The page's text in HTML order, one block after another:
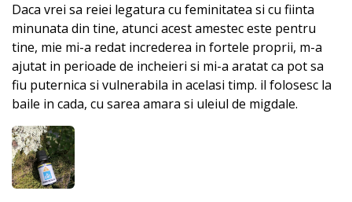
Daca vrei sa reiei legatura cu feminitatea si cu fiinta
minunata din tine, atunci acest amestec este pentru
tine, mie mi-a redat increderea in fortele proprii, m-a
ajutat in perioade de incheieri si mi-a aratat ca pot sa
fiu puternica si vulnerabila in acelasi timp. il folosesc la
baile in cada, cu sarea amara si uleiul de migdale.